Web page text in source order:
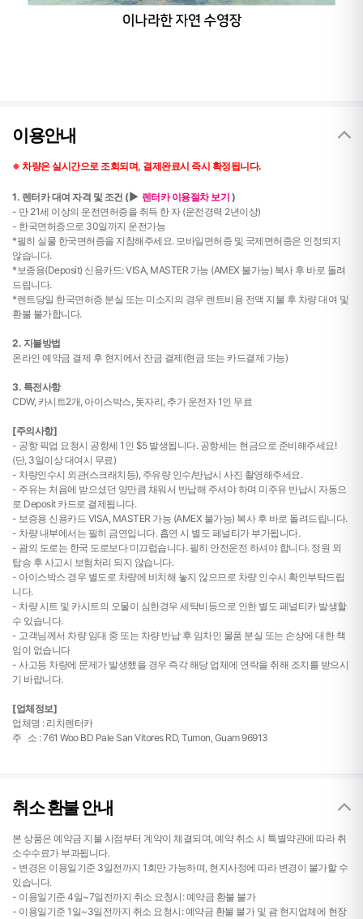
이용안내
※ 차량은 실시간으로 조회되며, 결제완료시 즉시 확정됩니다.
1. 렌터카 대여 자격 및 조건 (▶ 렌터카 이용절차 보기 )
- 만 21세 이상의 운전면허증을 취득 한 자 (운전경력 2년이상)
- 한국면허증으로 30일까지 운전가능
*필히 실물 한국면허증을 지참해주세요. 모바일면허증 및 국제면허증은 인정되지
않습니다.
*보증용(Deposit) 신용카드: VISA, MASTER 가능 (AMEX 불가능) 복사 후 바로 돌려
드립니다.
*렌트당일 한국면허증 분실 또는 미소지의 경우 렌트비용 전액 지불 후 차량 대여 및
환불 불가합니다.
2. 지불방법
온라인 예약금 결제 후 현지에서 잔금 결제(현금 또는 카드결제 가능)
3. 특전사항
CDW, 카시트2개, 아이스박스, 돗자리, 추가 운전자 1인 무료
[주의사항]
- 공항 픽업 요청시 공항세 1인 $5 발생됩니다. 공항세는 현금으로 준비해주세요!
(단, 3일이상 대여시 무료)
- 차량인수시 외관(스크래치등), 주유량 인수/반납시 사진 촬영해주세요.
- 주유는 처음에 받으셨던 양만큼 채워서 반납해 주셔야 하며 미주유 반납시 자동으
로 Deposit 카드로 결제됩니다.
- 보증용 신용카드 VISA, MASTER 가능 (AMEX 불가능) 복사 후 바로 돌려드립니다.
- 차량 내부에서는 필히 금연입니다. 흡연 시 별도 페널티가 부가됩니다.
- 괌의 도로는 한국 도로보다 미끄럽습니다. 필히 안전운전 하셔야 합니다. 정원 외
탑승 후 사고시 보험처리 되지 않습니다.
- 아이스박스 경우 별도로 차량에 비치해 놓지 않으므로 차량 인수시 확인부탁드립
니다.
- 차량 시트 및 카시트의 오물이 심한경우 세탁비등으로 인한 별도 페널티카 발생할
수 있습니다.
- 고객님께서 차량 임대 중 또는 차량 반납 후 임차인 물품 분실 또는 손상에 대한 책
임이 없습니다
- 사고등 차량에 문제가 발생했을 경우 즉각 해당 업체에 연락을 취해 조치를 받으시
기 바랍니다.
[업체정보]
업체명 : 리치렌터카
주 소 : 761 Woo BD Pale San Vitores RD, Tumon, Guam 96913
취소 환불 안내
본 상품은 예약금 지불 시점부터 계약이 체결되며, 예약 취소 시 특별약관에 따라 취
소수수료가 부과됩니다.
- 변경은 이용일기준 3일전까지 1회만 가능하며, 현지사정에 따라 변경이 불가할 수
있습니다.
- 이용일기준 4일~7일전까지 취소 요청시: 예약금 환불 불가
- 이용일기준 1일~3일전까지 취소 요청시: 예약금 환불 불가 및 괌 현지업체에 현장